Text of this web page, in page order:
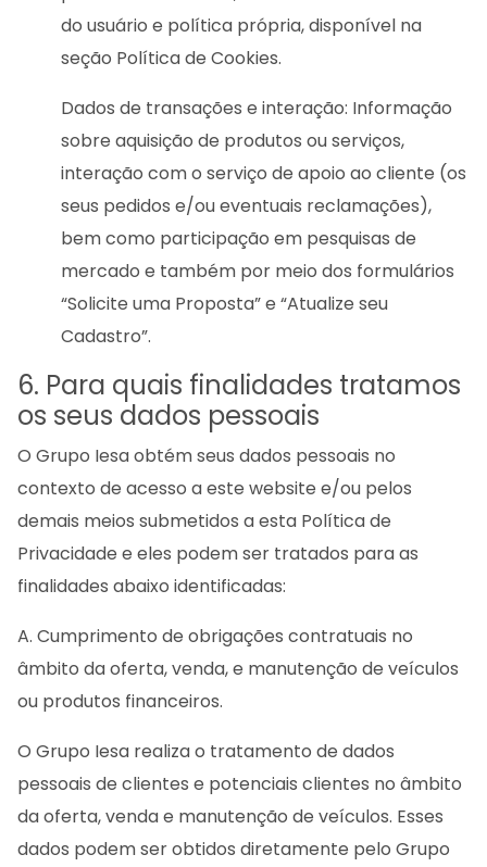
do usuário e política própria, disponível na
seção Política de Cookies.
Dados de transações e interação: Informação
sobre aquisição de produtos ou serviços,
interação com o serviço de apoio ao cliente (os
seus pedidos e/ou eventuais reclamações),
bem como participação em pesquisas de
mercado e também por meio dos formulários
“Solicite uma Proposta” e “Atualize seu
Cadastro”.
6. Para quais finalidades tratamos
os seus dados pessoais
O Grupo Iesa obtém seus dados pessoais no
contexto de acesso a este website e/ou pelos
demais meios submetidos a esta Política de
Privacidade e eles podem ser tratados para as
finalidades abaixo identificadas:
A. Cumprimento de obrigações contratuais no
âmbito da oferta, venda, e manutenção de veículos
ou produtos financeiros.
O Grupo Iesa realiza o tratamento de dados
pessoais de clientes e potenciais clientes no âmbito
da oferta, venda e manutenção de veículos. Esses
dados podem ser obtidos diretamente pelo Grupo